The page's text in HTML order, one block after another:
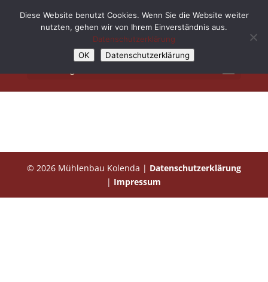
© 2026 Mühlenbau Kolenda | Datenschutzerklärung
| Impressum
Diese Website benutzt Cookies. Wenn Sie die Website weiter
nutzten, gehen wir von Ihrem Einverständnis aus.
Datenschutzerklärung
OK
Datenschutzerklärung